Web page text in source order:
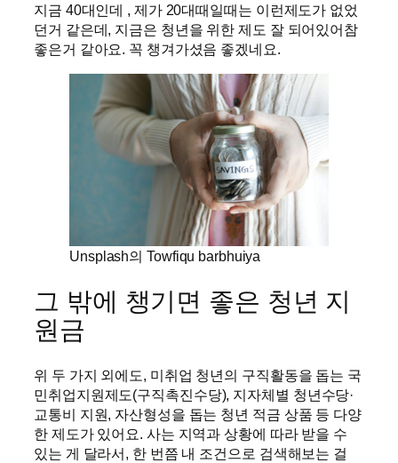
지금 40대인데 , 제가 20대때일때는 이런제도가 없었
던거 같은데, 지금은 청년을 위한 제도 잘 되어있어참
좋은거 같아요. 꼭 챙겨가셨음 좋겠네요.
Unsplash의 Towfiqu barbhuiya
그 밖에 챙기면 좋은 청년 지
원금
위 두 가지 외에도, 미취업 청년의 구직활동을 돕는 국
민취업지원제도(구직촉진수당), 지자체별 청년수당·
교통비 지원, 자산형성을 돕는 청년 적금 상품 등 다양
한 제도가 있어요. 사는 지역과 상황에 따라 받을 수
있는 게 달라서, 한 번쯤 내 조건으로 검색해보는 걸